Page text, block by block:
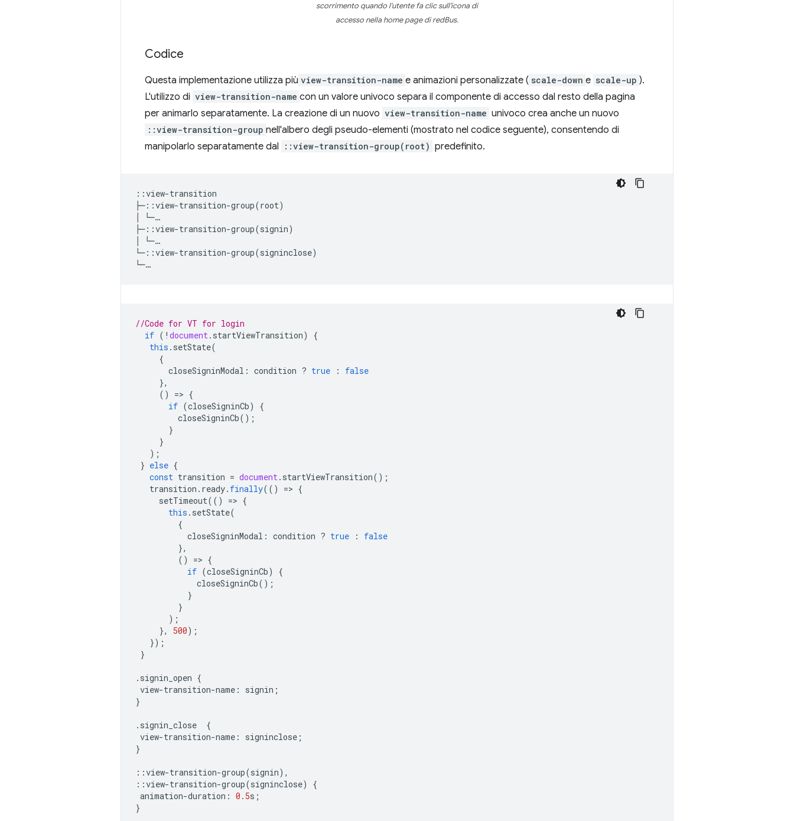
scorrimento quando l'utente fa clic sull'icona di
accesso nella home page di redBus.
Codice
Questa implementazione utilizza più view-transition-name e animazioni personalizzate ( scale-down e scale-up ).
L'utilizzo di view-transition-name con un valore univoco separa il componente di accesso dal resto della pagina
per animarlo separatamente. La creazione di un nuovo view-transition-name univoco crea anche un nuovo
::view-transition-group nell'albero degli pseudo-elementi (mostrato nel codice seguente), consentendo di
manipolarlo separatamente dal
::view-transition-group(root) predefinito.
::view-transition
├─::view-transition-group(root)
│ └─…
├─::view-transition-group(signin)
│ └─…
└─::view-transition-group(signinclose)
//Code for VT for login
if ( ! document . startViewTransition)
{
this . setState(
{
closeSigninModal : condition ? true :
false
},
()
=> {
if (closeSigninCb)
{
closeSigninCb();
}
}
);
} else {
const transition = document . startViewTransition();
transition . ready. finally(() => {
setTimeout(() => {
this . setState(
{
closeSigninModal : condition ? true :
false
},
()
=> {
if (closeSigninCb)
{
closeSigninCb();
}
}
);
},
500);
});
}
. signin_open {
view-transition-name : signin ;
}
. signin_close
{
view-transition-name : signinclose ;
}
::view-transition-group(signin),
::view-transition-group(signinclose)
{
animation-duration : 0.5s ;
}